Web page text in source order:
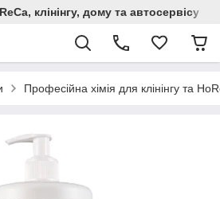
клінінгу, дому та автосервiсу
Професійна хімія для клінінгу та